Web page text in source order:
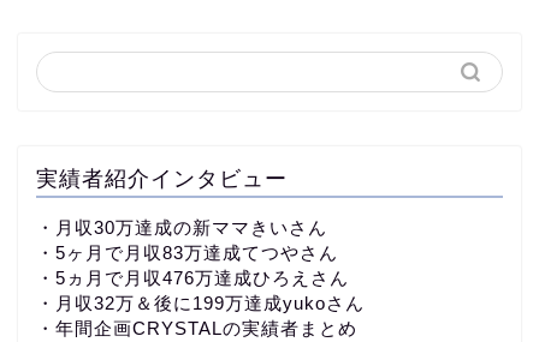
実績者紹介インタビュー
・ 月収30万達成の新ママきいさん
・5ヶ月で月収83万達成てつやさん
・5ヵ月で月収476万達成ひろえさん
・月収32万＆後に199万達成yukoさん
・ 年間企画CRYSTALの実績者まとめ